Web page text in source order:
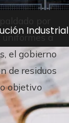
Industrial
por
uniformes a
el gobierno
de residuos
objetivo